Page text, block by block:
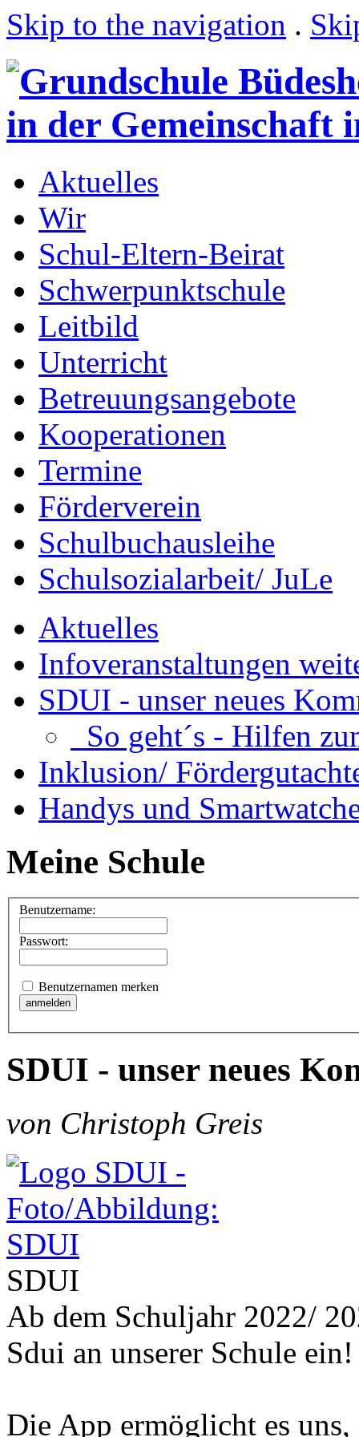
Skip to the navigation .
Aktuelles
Wir
Schul-Eltern-Beirat
Schwerpunktschule
Leitbild
Unterricht
Betreuungsangebote
Kooperationen
Termine
Förderverein
Schulbuchausleihe
Schulsozialarbeit/ JuLe
Aktuelles
Infoveranstaltungen
SDUI - unser neues
So geht´s - Hilfen
Inklusion/
Handys und
Meine Schule
Benutzername:
Passwort:
Benutzernamen merken
SDUI - unser neues
von Christoph Greis
SDUI
Ab dem Schuljahr 2022/
Sdui an unserer Schule ein!
Die App ermöglicht es